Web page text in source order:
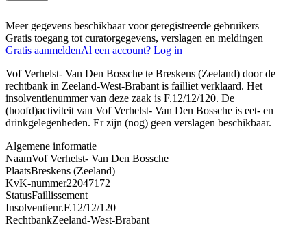
Meer gegevens beschikbaar voor geregistreerde gebruikers
Gratis toegang tot curatorgegevens, verslagen en meldingen
Gratis aanmeldenAl een account? Log in
Vof Verhelst- Van Den Bossche te Breskens (Zeeland) door de
rechtbank in Zeeland-West-Brabant is failliet verklaard. Het
insolventienummer van deze zaak is F.12/12/120. De
(hoofd)activiteit van Vof Verhelst- Van Den Bossche is eet- en
drinkgelegenheden. Er zijn (nog) geen verslagen beschikbaar.
Algemene informatie
NaamVof Verhelst- Van Den Bossche
PlaatsBreskens (Zeeland)
KvK-nummer22047172
StatusFaillissement
Insolventienr.F.12/12/120
RechtbankZeeland-West-Brabant